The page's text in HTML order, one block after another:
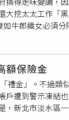
，這類描述完全
採取法律行動的
擊，強調該類
由不包含捏造
，而牽涉社會秩
白瑜在聲明最後
的行動能給其他
名譽。
: 1953。星座專
道我要拿著國
國在台協會（
看了一次，確實
要的誤解，謝謝
大挖太太工作「
牛郎織女必須分
的小鄭、越南籍
，因為再過幾天
出國門。這指控
勒令出境，自己
也准了，阮妹暫
鄭為了安撫阮妹
。而後小鄭與阮
額保險金
禮金」。不過類
戶遭到警示凍結
，新北市淡水區